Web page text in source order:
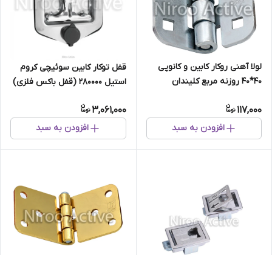
لولا آهنی روکار کابین و کانوپی
۴۰*۴۰ روزنه مربع کلیندان
117,000
افزودن به سبد
قفل توکار کابین سوئیچی کروم
استیل 280000 (قفل باکس فلزی)
3,061,000
افزودن به سبد